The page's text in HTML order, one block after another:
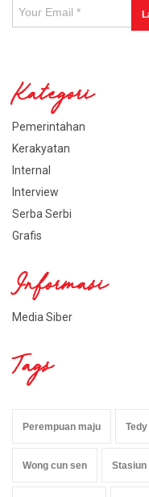
Kategori
Pemerintahan
Kerakyatan
Internal
Interview
Serba Serbi
Grafis
Informasi
Media Siber
Tags
Perempuan maju
Wong cun sen Stasiun